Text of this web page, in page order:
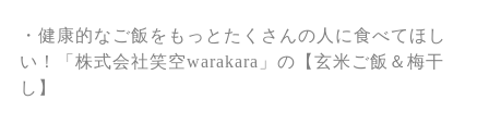
・健康的なご飯をもっとたくさんの人に食べてほし
い！「株式会社笑空warakara」の【玄米ご飯＆梅干
し】